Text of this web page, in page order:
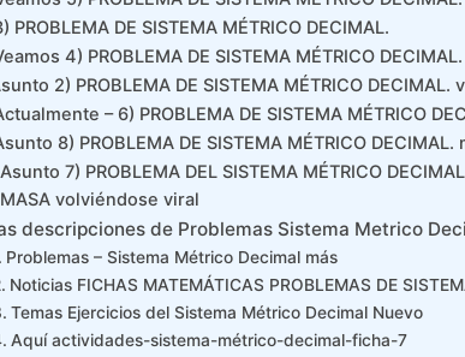
PROBLEMA DE SISTEMA MÉTRICO DECIMAL.
4) PROBLEMA DE SISTEMA MÉTRICO DECIMAL.
2) PROBLEMA DE SISTEMA MÉTRICO DECIMAL.
– 6) PROBLEMA DE SISTEMA MÉTRICO
8) PROBLEMA DE SISTEMA MÉTRICO DECIMAL.
Asunto 7) PROBLEMA DEL SISTEMA MÉTRICO
MASA volviéndose viral
descripciones de Problemas Sistema Metrico
Problemas – Sistema Métrico Decimal más
Noticias FICHAS MATEMÁTICAS PROBLEMAS DE
Temas Ejercicios del Sistema Métrico Decimal Nuevo
Aquí actividades-sistema-métrico-decimal-ficha-7